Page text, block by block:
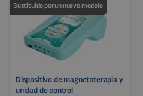
Sustituido por un nuevo modelo
Dispositivo de magnetoterapia y
unidad de control